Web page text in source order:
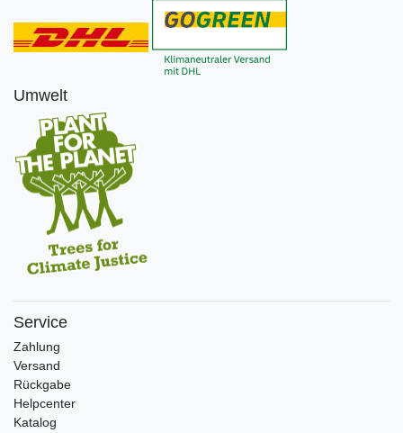
Umwelt
Service
Zahlung
Versand
Rückgabe
Helpcenter
Katalog